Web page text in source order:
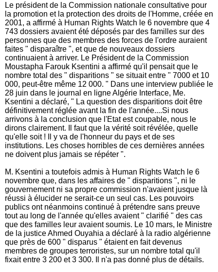
Le président de la Commission nationale consultative pour
la promotion et la protection des droits de l'Homme, créée en
2001, a affirmé à Human Rights Watch le 6 novembre que 4
743 dossiers avaient été déposés par des familles sur des
personnes que des membres des forces de l'ordre auraient
faites " disparaître ", et que de nouveaux dossiers
continuaient à arriver. Le Président de la Commission
Moustapha Farouk Ksentini a affirmé qu'il pensait que le
nombre total des " disparitions " se situait entre " 7000 et 10
000, peut-être même 12 000. " Dans une interview publiée le
28 juin dans le journal en ligne Algérie Interface, Me.
Ksentini a déclaré, " La question des disparitions doit être
définitivement réglée avant la fin de l'année....Si nous
arrivons à la conclusion que l'Etat est coupable, nous le
dirons clairement. Il faut que la vérité soit révélée, quelle
qu'elle soit ! Il y va de l'honneur du pays et de ses
institutions. Les choses horribles de ces dernières années
ne doivent plus jamais se répéter ".
M. Ksentini a toutefois admis à Human Rights Watch le 6
novembre que, dans les affaires de " disparitions ", ni le
gouvernement ni sa propre commission n'avaient jusque là
réussi à élucider ne serait-ce un seul cas. Les pouvoirs
publics ont néanmoins continué à prétendre sans preuve
tout au long de l'année qu'elles avaient " clarifié " des cas
que des familles leur avaient soumis. Le 10 mars, le Ministre
de la justice Ahmed Ouyahia a déclaré à la radio algérienne
que près de 600 " disparus " étaient en fait devenus
membres de groupes terroristes, sur un nombre total qu'il
fixait entre 3 200 et 3 300. Il n'a pas donné plus de détails.